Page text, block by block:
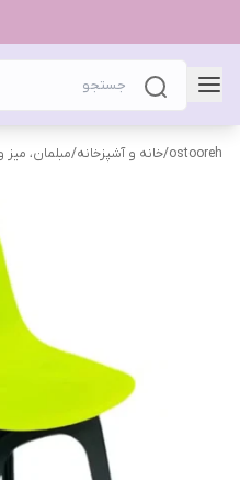
ostooreh
/خانه و آشپزخانه/مبلمان،